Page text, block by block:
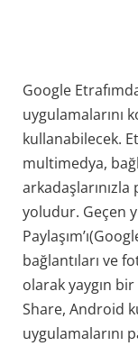
Google
uygulamalarını
kullanabilecek.
multimedya,
yoludur. Geçen
bağlantıları ve
olarak yaygın
Share, Android
uygulamalarını